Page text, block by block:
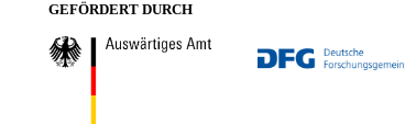
GEFÖRDERT DURCH